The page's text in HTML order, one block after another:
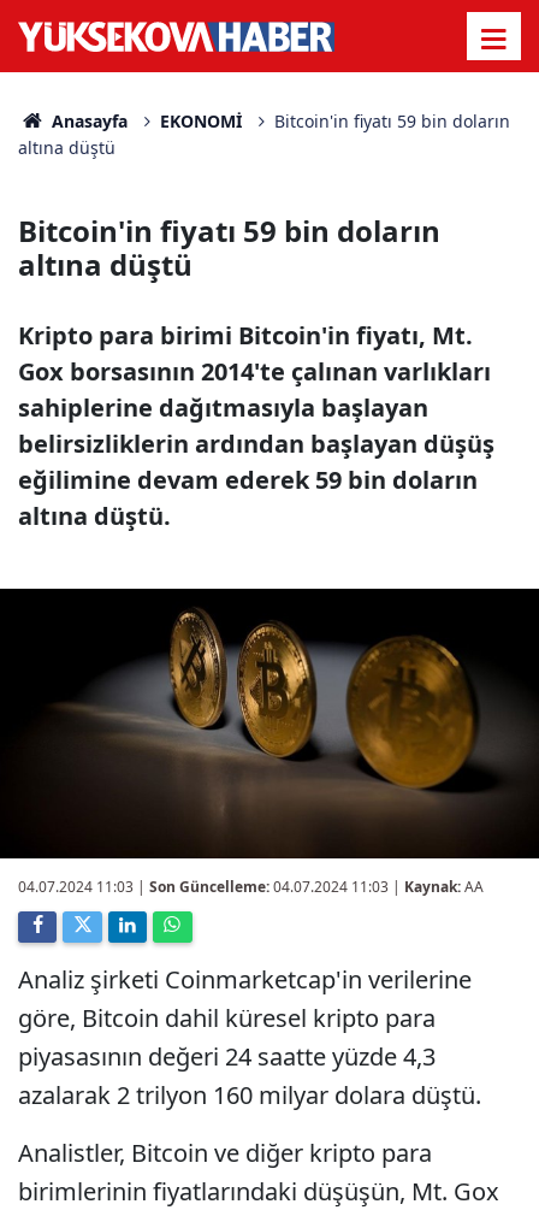
Anasayfa EKONOMİ
Bitcoin'in fiyatı 59 bin doların
altına düştü
Bitcoin'in fiyatı 59 bin doların
altına düştü
Kripto para birimi Bitcoin'in fiyatı, Mt.
Gox borsasının 2014'te çalınan varlıkları
sahiplerine dağıtmasıyla başlayan
belirsizliklerin ardından başlayan düşüş
eğilimine devam ederek 59 bin doların
altına düştü.
04.07.2024 11:03 | Son Güncelleme:04.07.2024 11:03 | Kaynak:AA
Analiz şirketi Coinmarketcap'in verilerine
göre, Bitcoin dahil küresel kripto para
piyasasının değeri 24 saatte yüzde 4,3
azalarak 2 trilyon 160 milyar dolara düştü.
Analistler, Bitcoin ve diğer kripto para
birimlerinin fiyatlarındaki düşüşün, Mt. Gox